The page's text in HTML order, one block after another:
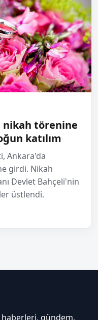
nikah törenine
katılım
Ankara'da
girdi. Nikah
Devlet Bahçeli'nin
üstlendi.
gündem,